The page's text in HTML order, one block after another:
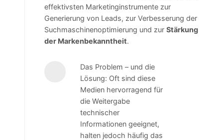
effektivsten Marketinginstrumente zur
Generierung von Leads, zur Verbesserung der
Suchmaschinenoptimierung und zur Stärkung
der Markenbekanntheit.
Das Problem – und die
Lösung: Oft sind diese
Medien hervorragend für
die Weitergabe
technischer
Informationen geeignet,
halten jedoch häufig das